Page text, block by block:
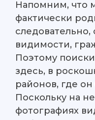
Напомним, что
фактически
следовательно,
видимости,
Поэтому
здесь, в
районов, где
Поскольку на
фотографиях